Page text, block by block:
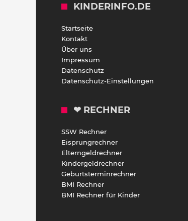
KINDERINFO.DE
Startseite
Kontakt
Über uns
Impressum
Datenschutz
Datenschutz-Einstellungen
❤ RECHNER
SSW Rechner
Eisprungrechner
Elterngeldrechner
Kindergeldrechner
Geburtsterminrechner
BMI Rechner
BMI Rechner für Kinder